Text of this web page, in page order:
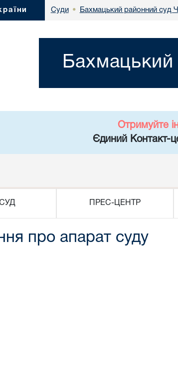
Суди • Бахмацький районний суд
Бахмацький
Отримуйте
Єдиний Контакт-
ПРЕС-ЦЕНТР
про апарат суду